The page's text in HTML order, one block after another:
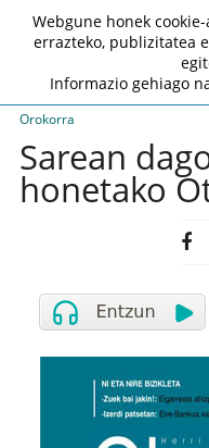
Orokorra
Sarean
honetako
Webgune honek
errazteko, publizitatea
Informazio gehiago